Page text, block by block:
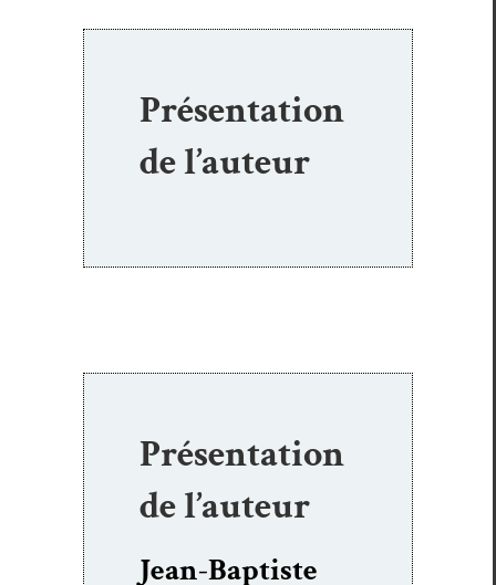
Présentation
de l’auteur
Présentation
de l’auteur
Jean-Baptiste